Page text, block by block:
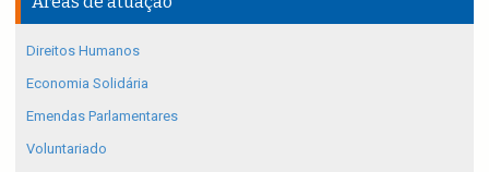
Direitos Humanos
Economia Solidária
Emendas Parlamentares
Voluntariado